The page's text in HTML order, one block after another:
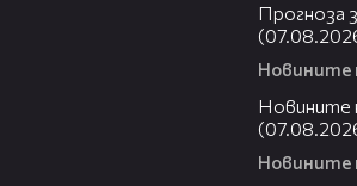
Прогноза
Новините
Новините
Новините